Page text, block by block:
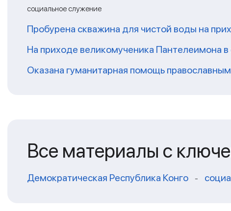
социальное служение
Пробурена скважина для чистой воды на
На приходе великомученика Пантелеимона
Оказана гуманитарная помощь
Все материалы с
Демократическая Республика Конго -